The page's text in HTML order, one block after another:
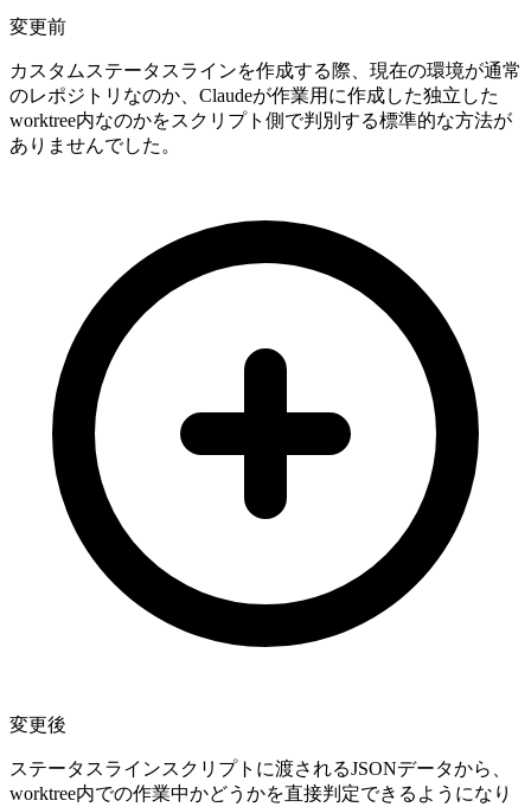
変更前
カスタムステータスラインを作成する際、現在の環境が通常
のレポジトリなのか、Claudeが作業用に作成した独立した
worktree内なのかをスクリプト側で判別する標準的な方法が
ありませんでした。
変更後
ステータスラインスクリプトに渡されるJSONデータから、
worktree内での作業中かどうかを直接判定できるようになり